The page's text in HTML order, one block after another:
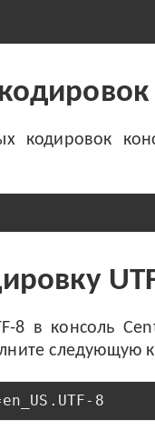
кодировок
8 в консоль
следующую
8